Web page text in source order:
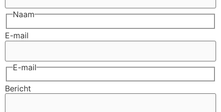
Naam
E-mail
E-mail
Bericht